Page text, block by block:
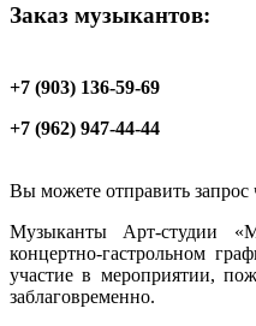
Заказ музыкантов:
+7 (903) 136-59-69
+7 (962) 947-44-44
Вы можете отправить запрос
Музыканты Арт-студии
концертно-гастрольном
участие в мероприятии,
заблаговременно.